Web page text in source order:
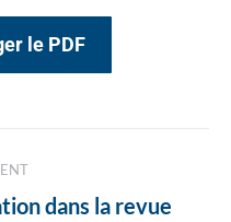
le PDF
dans la revue